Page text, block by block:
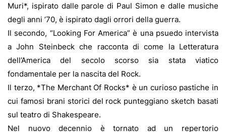
Muri*, ispirato dalle parole di Paul Simon e dalle musiche
degli anni ’70, è ispirato dagli orrori della guerra.
Il secondo, “Looking For America” è una psuedo intervista
a John Steinbeck che racconta di come la Letteratura
dell’America del secolo scorso sia stata viatico
fondamentale per la nascita del Rock.
Il terzo, *The Merchant Of Rocks* è un curioso pastiche in
cui famosi brani storici del rock punteggiano sketch basati
sul teatro di Shakespeare.
Nel nuovo decennio è tornato ad un repertorio